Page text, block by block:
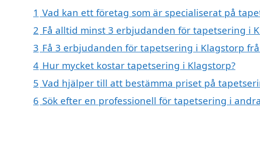
1 Vad kan ett företag som är specialiserat på
2 Få alltid minst 3 erbjudanden för tapetsering i
3 Få 3 erbjudanden för tapetsering i Klagstorp
4 Hur mycket kostar tapetsering i Klagstorp?
5 Vad hjälper till att bestämma priset på
6 Sök efter en professionell för tapetsering i